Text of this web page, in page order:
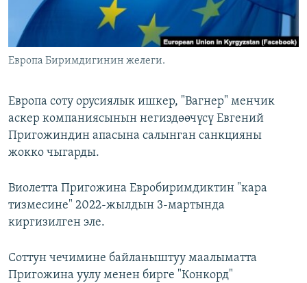
ЭЕ/АРнун бардык сайттары
Европа Биримдигинин желеги.
Европа соту орусиялык ишкер, "Вагнер" менчик
аскер компаниясынын негиздөөчүсү Евгений
Пригожиндин апасына салынган санкцияны
жокко чыгарды.
Виолетта Пригожина Евробиримдиктин "кара
тизмесине" 2022-жылдын 3-мартында
киргизилген эле.
Соттун чечимине байланыштуу маалыматта
Пригожина уулу менен бирге "Конкорд"